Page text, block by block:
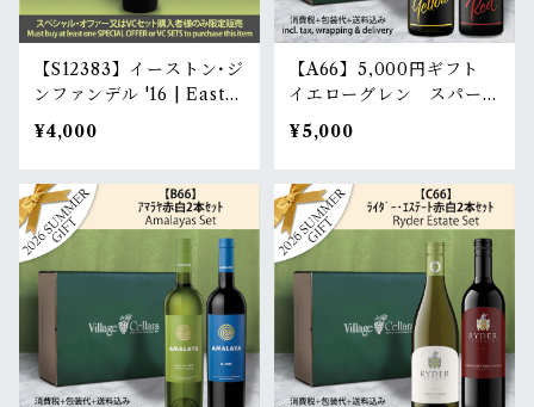
【S12383】イーストン･ジ
ンファンデル '16 | Easto
n Zinfandel '16
¥4,000
【A66】5,000円ギフト
イエローグレン スパーク
リング白赤2本セット | Ye
llowglen Gift wrapping
2 bottles set
¥5,000